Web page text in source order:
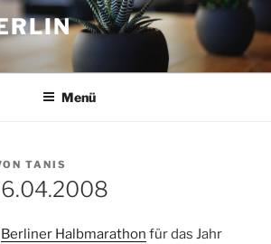
Menü
TANIS
Berliner Halbmarathon für das Jahr